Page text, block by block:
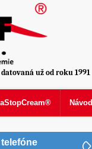
Návod
už od roku 1991